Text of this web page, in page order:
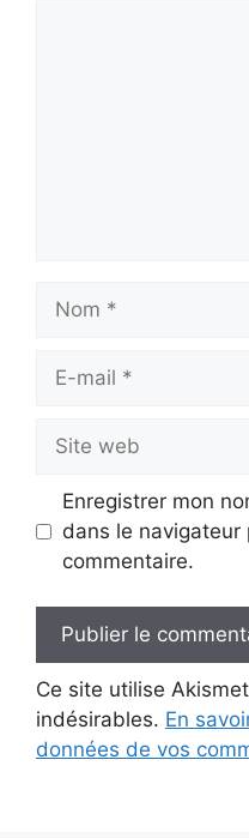
mail
web
Enregistrer mon
dans le navigateur
commentaire.
Ce site utilise
indésirables. En
données de vos